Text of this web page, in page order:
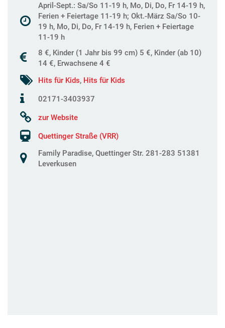
April-Sept.: Sa/So 11-19 h, Mo, Di, Do, Fr 14-19 h,
Ferien + Feiertage 11-19 h; Okt.-März Sa/So 10-
19 h, Mo, Di, Do, Fr 14-19 h, Ferien + Feiertage
11-19 h
8 €, Kinder (1 Jahr bis 99 cm) 5 €, Kinder (ab 10)
14 €, Erwachsene 4 €
Hits für Kids, Hits für Kids
02171-3403937
zur Website
Quettinger Straße (VRR)
Family Paradise, Quettinger Str. 281-283 51381
Leverkusen